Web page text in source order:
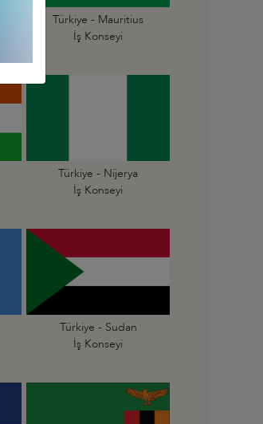
Türkiye - Mauritius
İş Konseyi
Türkiye - Nijerya
İş Konseyi
Türkiye - Sudan
İş Konseyi